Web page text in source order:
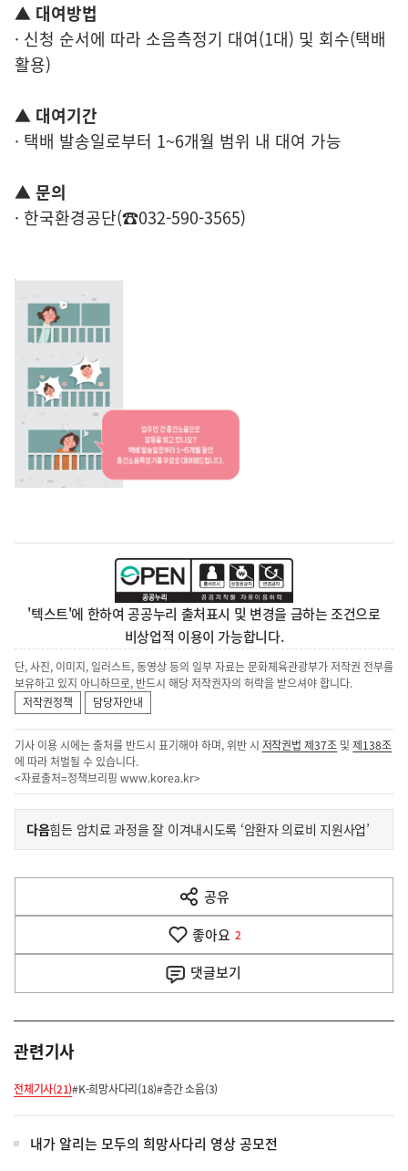
▲ 대여방법
· 신청 순서에 따라 소음측정기 대여(1대) 및 회수(택배
활용)
▲ 대여기간
· 택배 발송일로부터 1~6개월 범위 내 대여 가능
▲ 문의
· 한국환경공단(☎032-590-3565)
'텍스트'에 한하여 공공누리 출처표시 및 변경을 금하는 조건으로
비상업적 이용이 가능합니다.
단, 사진, 이미지, 일러스트, 동영상 등의 일부 자료는 문화체육관광부가 저작권 전부를
보유하고 있지 아니하므로, 반드시 해당 저작권자의 허락을 받으셔야 합니다.
저작권정책
담당자안내
기사 이용 시에는 출처를 반드시 표기해야 하며, 위반 시 저작권법 제37조 및제138조
에 따라 처벌될 수 있습니다.
<자료출처=정책브리핑 www.korea.kr>
이
전
다
음
다음기
힘든 암치료 과정을 잘 이겨내시도록 ‘암환자 의료비 지원사업’
공유
열
기
좋아요 2
댓글보기
관련기사
전체기사(21)#K-희망사다리(18)#층간 소음(3)
내가 알리는 모두의 희망사다리 영상 공모전